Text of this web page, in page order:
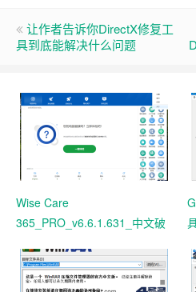
让作者告诉你DirectX修复工
具到底能解决什么问题
Wise Care
365_PRO_v6.6.1.631_中文破